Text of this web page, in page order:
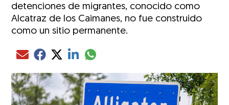
detenciones de migrantes, conocido como
Alcatraz de los Caimanes, no fue construido
como un sitio permanente.
Compartir el artículo actual mediante Email
Compartir el artículo actual mediante Facebook
Compartir el artículo actual mediante Twitter
Compartir el artículo actual mediante LinkedIn
Compartir el artículo actual mediante